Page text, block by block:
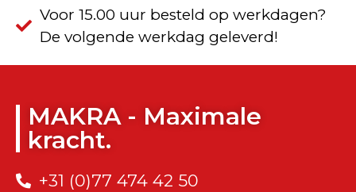
Voor 15.00 uur besteld op werkdagen?
De volgende werkdag geleverd!
MAKRA - Maximale
kracht.
+31 (0)77 474 42 50